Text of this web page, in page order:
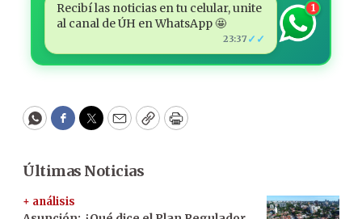
Recibí las noticias en tu celular, unite
al canal de ÚH en WhatsApp 🤩
23:37 ✓✓
1
WhatsApp
Facebook
Twitter
EmailCopyPrint
Últimas Noticias
+ análisis